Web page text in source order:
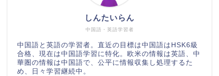
中国語・英語学習者
しんたいらん
中国語と英語の学習者。直近の目標は中国語はHSK6級
合格、現在は中国語学習に特化。欧米の情報は英語、中
華圏の情報は中国語で、公平に情報収集し処理するた
め、日々学習継続中。